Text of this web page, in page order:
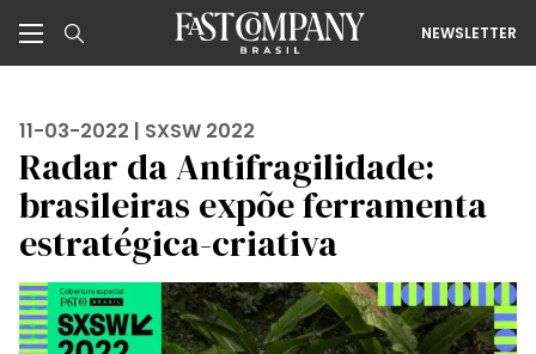
NEWSLETTER
11-03-2022 | SXSW 2022
Radar da Antifragilidade:
brasileiras expõe ferramenta
estratégica-criativa